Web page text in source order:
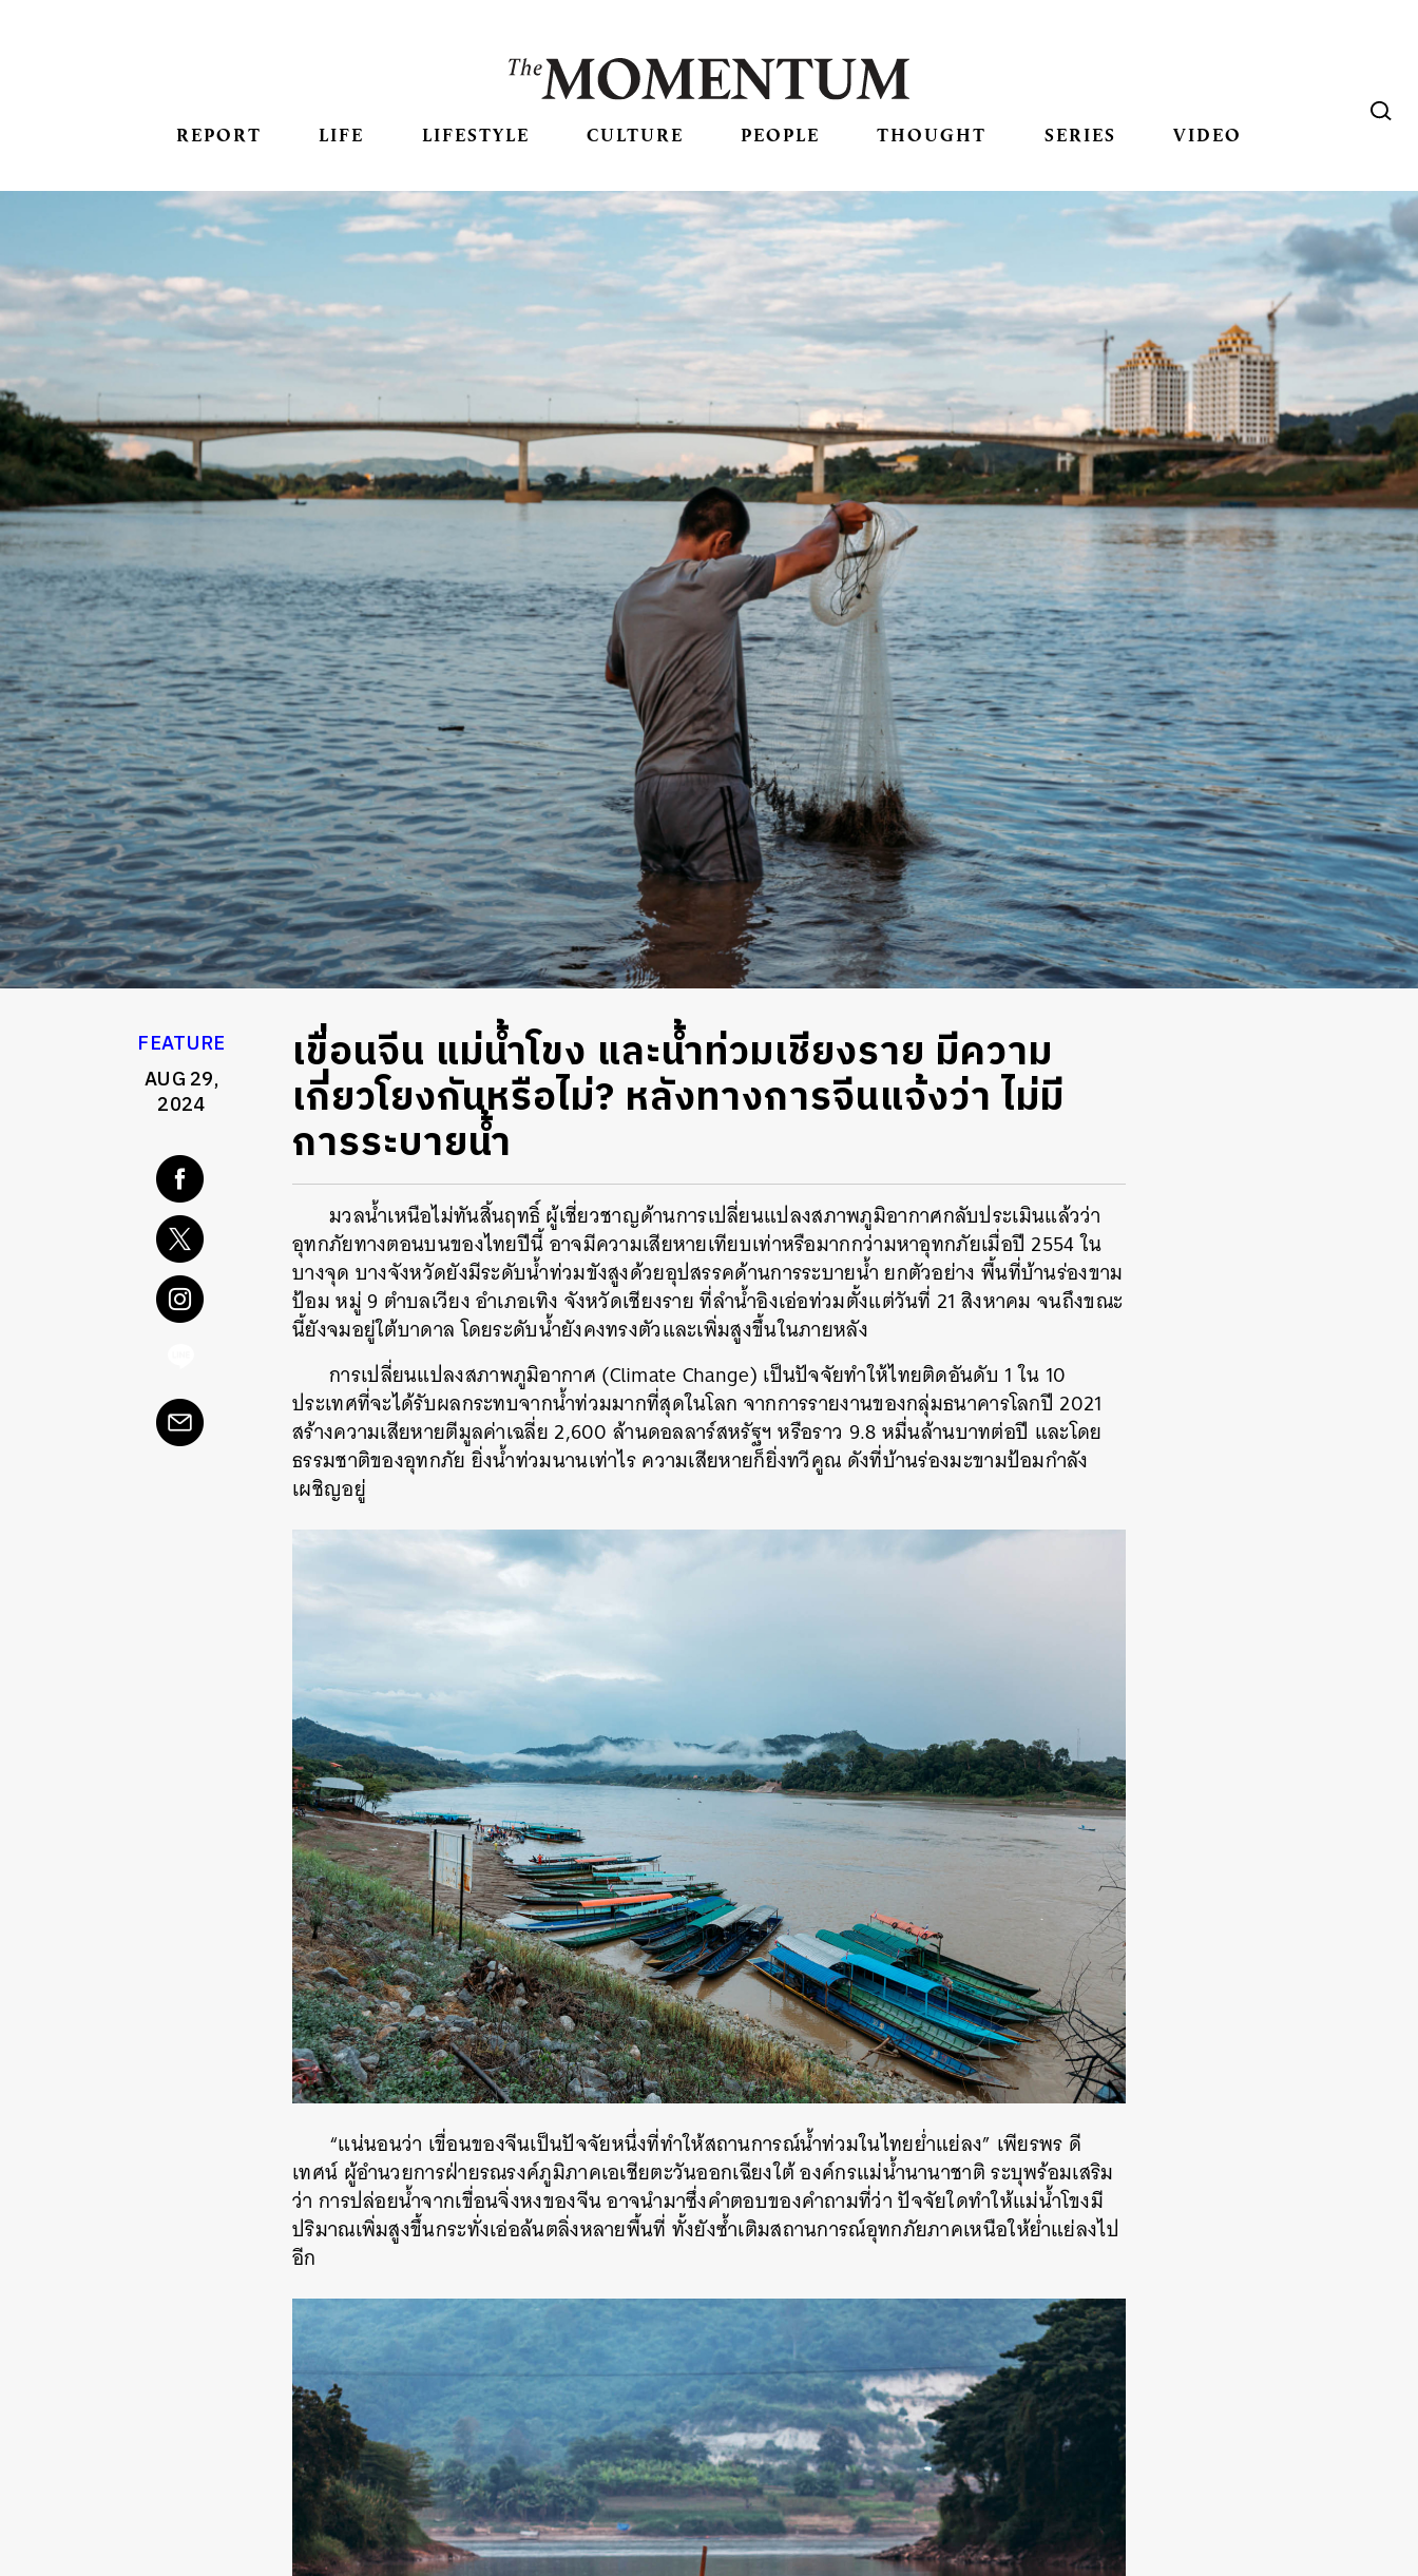
REPORT LIFE LIFESTYLE CULTURE PEOPLE THOUGHT SERIES VIDEO
FEATURE
AUG 29,
2024
เขื่อนจีน แม่น้ำโขง และน้ำท่วมเชียงราย มีความ
เกี่ยวโยงกันหรือไม่? หลังทางการจีนแจ้งว่า ไม่มี
การระบายน้ำ
มวลน้ำเหนือไม่ทันสิ้นฤทธิ์ ผู้เชี่ยวชาญด้านการเปลี่ยนแปลงสภาพภูมิอากาศกลับประเมินแล้วว่า
อุทกภัยทางตอนบนของไทยปีนี้ อาจมีความเสียหายเทียบเท่าหรือมากกว่ามหาอุทกภัยเมื่อปี 2554 ใน
บางจุด บางจังหวัดยังมีระดับน้ำท่วมขังสูงด้วยอุปสรรคด้านการระบายน้ำ ยกตัวอย่าง พื้นที่บ้านร่องขาม
ป้อม หมู่ 9 ตำบลเวียง อำเภอเทิง จังหวัดเชียงราย ที่ลำน้ำอิงเอ่อท่วมตั้งแต่วันที่ 21 สิงหาคม จนถึงขณะ
นี้ยังจมอยู่ใต้บาดาล โดยระดับน้ำยังคงทรงตัวและเพิ่มสูงขึ้นในภายหลัง
การเปลี่ยนแปลงสภาพภูมิอากาศ (Climate Change) เป็นปัจจัยทำให้ไทยติดอันดับ 1 ใน 10
ประเทศที่จะได้รับผลกระทบจากน้ำท่วมมากที่สุดในโลก จากการรายงานของกลุ่มธนาคารโลกปี 2021
สร้างความเสียหายตีมูลค่าเฉลี่ย 2,600 ล้านดอลลาร์สหรัฐฯ หรือราว 9.8 หมื่นล้านบาทต่อปี และโดย
ธรรมชาติของอุทกภัย ยิ่งน้ำท่วมนานเท่าไร ความเสียหายก็ยิ่งทวีคูณ ดังที่บ้านร่องมะขามป้อมกำลัง
เผชิญอยู่
“แน่นอนว่า เขื่อนของจีนเป็นปัจจัยหนึ่งที่ทำให้สถานการณ์น้ำท่วมในไทยย่ำแย่ลง” เพียรพร ดี
เทศน์ ผู้อำนวยการฝ่ายรณรงค์ภูมิภาคเอเชียตะวันออกเฉียงใต้ องค์กรแม่น้ำนานาชาติ ระบุพร้อมเสริม
ว่า การปล่อยน้ำจากเขื่อนจิ่งหงของจีน อาจนำมาซึ่งคำตอบของคำถามที่ว่า ปัจจัยใดทำให้แม่น้ำโขงมี
ปริมาณเพิ่มสูงขึ้นกระทั่งเอ่อล้นตลิ่งหลายพื้นที่ ทั้งยังซ้ำเติมสถานการณ์อุทกภัยภาคเหนือให้ย่ำแย่ลงไป
อีก
ค้นหา
SHARE TWEET LINE EMAIL